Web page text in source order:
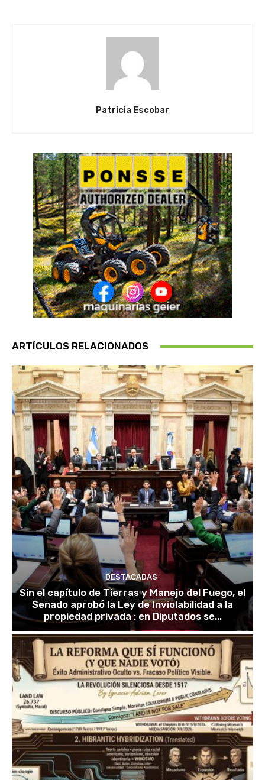
Patricia Escobar
ARTÍCULOS RELACIONADOS
DESTACADAS
Sin el capítulo de Tierras y Manejo del Fuego, el
Senado aprobó la Ley de Inviolabilidad a la
propiedad privada : en Diputados se...